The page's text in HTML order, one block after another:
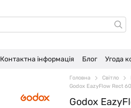
Контактна інформація Блог Угода
Головна Світло
Godox EazyFlow Rect
Godox